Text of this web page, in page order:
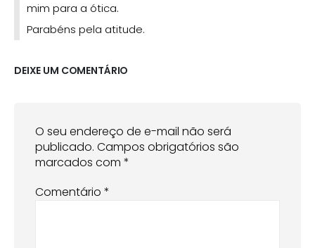
mim para a ótica.
Parabéns pela atitude.
DEIXE UM COMENTÁRIO
O seu endereço de e-mail não será
publicado. Campos obrigatórios são
marcados com *
Comentário *